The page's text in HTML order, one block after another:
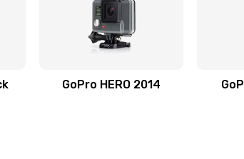
GoPro HERO 2014